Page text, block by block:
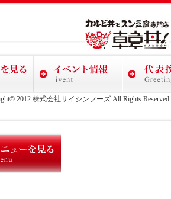
2012 株式会社サイシンフーズ All Rights Reserved.